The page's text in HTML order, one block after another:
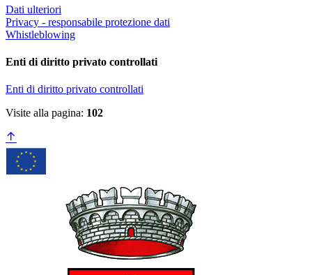
Dati ulteriori
Privacy - responsabile protezione dati
Whistleblowing
Enti di diritto privato controllati
Enti di diritto privato controllati
Visite alla pagina: 102